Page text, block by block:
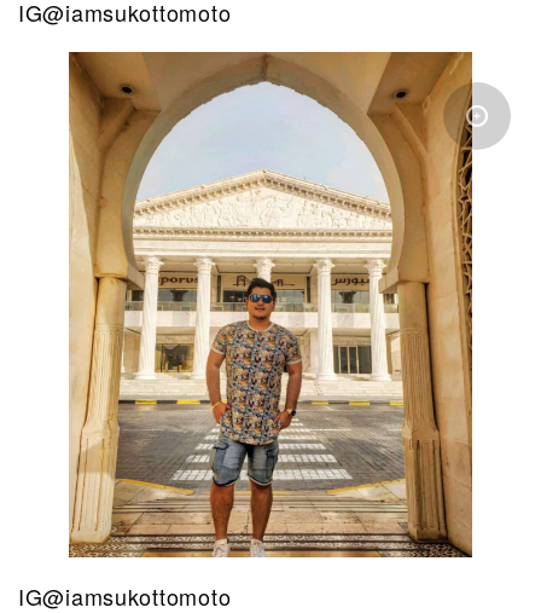
IG@iamsukottomoto
IG@iamsukottomoto